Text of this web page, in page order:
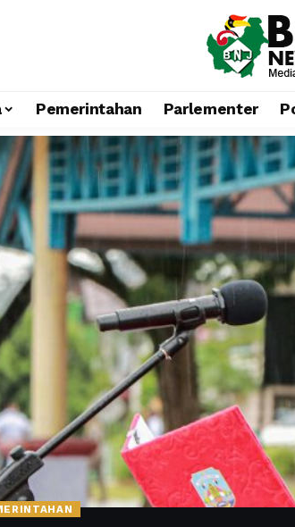
Pemerintahan Parlementer